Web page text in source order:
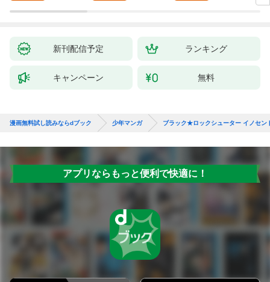
が、出世した元教え子
新刊配信予定 ランキング
キャンペーン 無料
漫画無料試し読みならdブック 少年マンガ ブラック★ロックシューター イノセン
アプリならもっと便利で快適に！